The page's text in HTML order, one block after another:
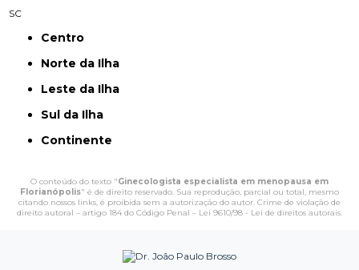
SC
Centro
Norte da Ilha
Leste da Ilha
Sul da Ilha
Continente
O conteúdo do texto "Ginecologista especialista em menopausa em
Florianópolis" é de direito reservado. Sua reprodução, parcial ou total, mesmo
citando nossos links, é proibida sem a autorização do autor. Crime de violação de
direito autoral – artigo 184 do Código Penal – Lei 9610/98 - Lei de direitos autorais.